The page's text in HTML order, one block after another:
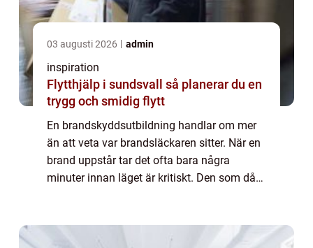
03 augusti 2026 admin
inspiration
Flytthjälp i sundsvall så planerar du en
trygg och smidig flytt
En brandskyddsutbildning handlar om mer
än att veta var brandsläckaren sitter. När en
brand uppstår tar det ofta bara några
minuter innan läget är kritiskt. Den som då